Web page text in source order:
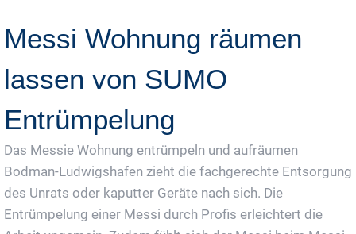
Messi Wohnung räumen
lassen von SUMO
Entrümpelung
Das Messie Wohnung entrümpeln und aufräumen
Bodman-Ludwigshafen zieht die fachgerechte Entsorgung
des Unrats oder kaputter Geräte nach sich. Die
Entrümpelung einer Messi durch Profis erleichtert die